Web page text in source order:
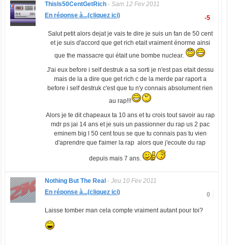
ThisIs50CentGetRich- Sam 12 Fev 2011
-5
En réponse à...(cliquez ici)
Salut petit alors dejat je vais te dire je suis un fan de 50 cent
et je suis d'accord que get rich etait vraiment énorme ainsi
que the massacre qui était une bombe nuclear.
J'ai eux before i self destruk a sa sorti je n'est pas etait dessu
mais de la a dire que get rich c de la merde par raport a
before i self destruk c'est que tu n'y connais absolument rien
au rap!!!
Alors je te dit chapeaux ta 10 ans et tu crois tout savoir au rap
mdr ps jai 14 ans et je suis un passionner du rap us 2 pac
eminem big l 50 cent tous se que tu connais pas tu vien
d'aprendre que t'aimer la rap alors que j'ecoute du rap
depuis mais 7 ans.
Nothing But The Real - Jeu 10 Fev 2011
0
En réponse à...(cliquez ici)
Laisse tomber man cela compte vraiment autant pour toi?